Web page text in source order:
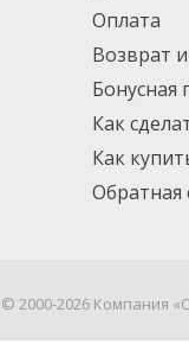
Оплата
Возврат
Бонусная
Как
Как
Обратная
© 2000-2026 Компания